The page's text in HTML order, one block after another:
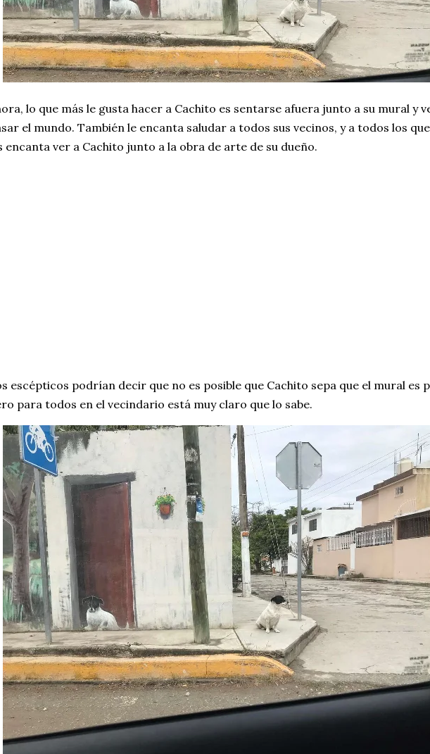
lo que más le gusta hacer a Cachito es sentarse afuera junto a su mural y
el mundo. También le encanta saludar a todos sus vecinos, y a todos los
encanta ver a Cachito junto a la obra de arte de su dueño.
escépticos podrían decir que no es posible que Cachito sepa que el mural es
para todos en el vecindario está muy claro que lo sabe.